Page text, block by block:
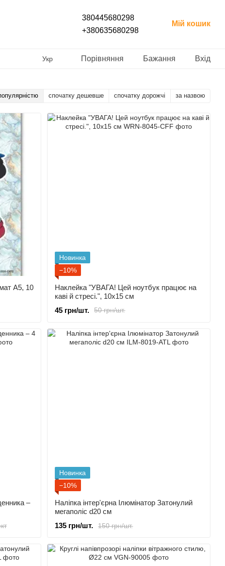
380445680298
+380635680298
Мій кошик
Укр Порівняння Бажання Вхід
спочатку дешевше спочатку дорожчі за назвою
А5, 10
Новинка
−10%
Наклейка "УВАГА! Цей ноутбук працює на
каві й стресі.", 10х15 см
50 грн/шт.
45 грн/шт.
–
Новинка
−10%
Наліпка інтер'єрна Ілюмінатор Затонулий
мегаполіс d20 cм
150 грн/шт.
135 грн/шт.